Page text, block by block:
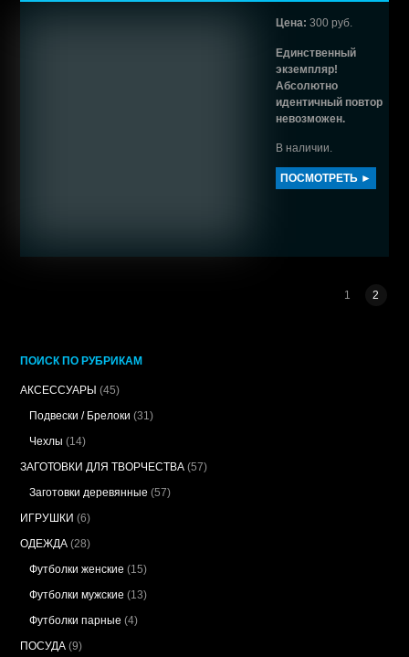
Цена: 300 руб.
Единственный
экземпляр!
Абсолютно
идентичный повтор
невозможен.
В наличии.
ПОСМОТРЕТЬ ►
1 2
ПОИСК ПО РУБРИКАМ
АКСЕССУАРЫ (45)
Подвески / Брелоки (31)
Чехлы (14)
ЗАГОТОВКИ ДЛЯ ТВОРЧЕСТВА (57)
Заготовки деревянные (57)
ИГРУШКИ (6)
ОДЕЖДА (28)
Футболки женские (15)
Футболки мужские (13)
Футболки парные (4)
ПОСУДА (9)